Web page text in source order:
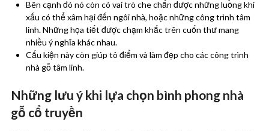
Bên cạnh đó nó còn có vai trò che chắn được những luồng khí
xấu có thể xâm hại đến ngôi nhà, hoặc những công trình tâm
linh. Những họa tiết được chạm khắc trên cuốn thư mang
nhiều ý nghĩa khác nhau.
Cấu kiện này còn giúp tô điểm và làm đẹp cho các công trình
nhà gỗ tâm linh.
Những lưu ý khi lựa chọn bình phong nhà
gỗ cổ truyền